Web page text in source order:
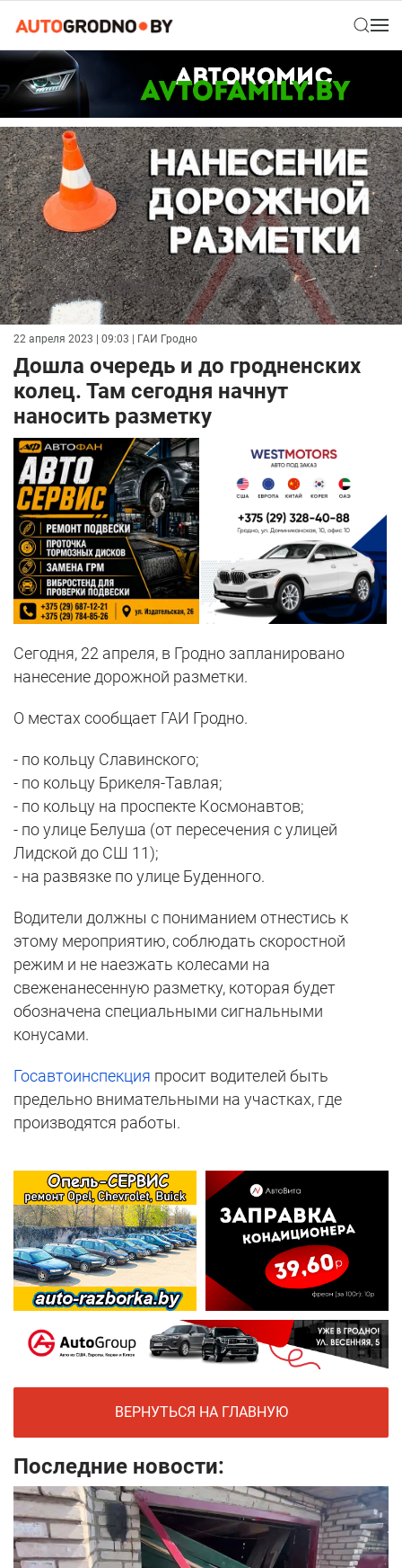
22 апреля 2023 | 09:03 | ГАИ Гродно
Дошла очередь и до гродненских
колец. Там сегодня начнут
наносить разметку
Сегодня, 22 апреля, в Гродно запланировано
нанесение дорожной разметки.
О местах сообщает ГАИ Гродно.
- по кольцу Славинского;
- по кольцу Брикеля-Тавлая;
- по кольцу на проспекте Космонавтов;
- по улице Белуша (от пересечения с улицей
Лидской до СШ 11);
- на развязке по улице Буденного.
Водители должны с пониманием отнестись к
этому мероприятию, соблюдать скоростной
режим и не наезжать колесами на
свеженанесенную разметку, которая будет
обозначена специальными сигнальными
конусами.
Госавтоинспекция просит водителей быть
предельно внимательными на участках, где
производятся работы.
ВЕРНУТЬСЯ НА ГЛАВНУЮ
Последние новости: